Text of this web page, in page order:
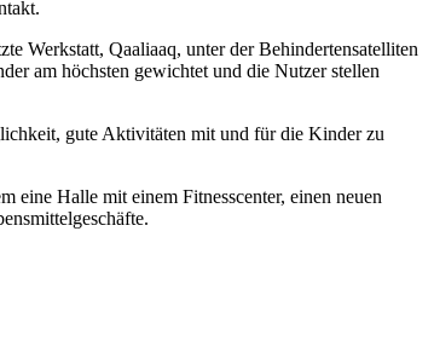
Werkstatt, Qaaliaaq, unter der Behindertensatelliten
am höchsten gewichtet und die Nutzer stellen
gute Aktivitäten mit und für die Kinder zu
eine Halle mit einem Fitnesscenter, einen neuen